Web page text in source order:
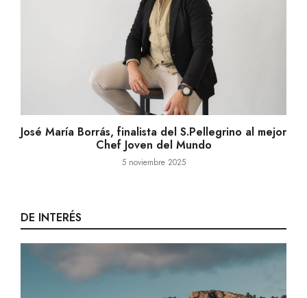
José María Borrás, finalista del S.Pellegrino al mejor
Chef Joven del Mundo
5 noviembre 2025
DE INTERÉS